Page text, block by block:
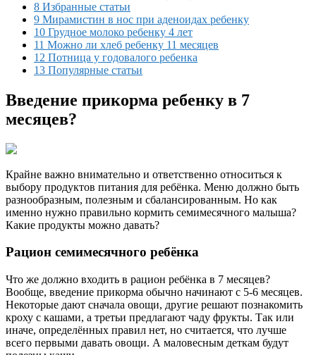
8 Избранные статьи
9 Мирамистин в нос при аденоидах ребенку
10 Грудное молоко ребенку 4 лет
11 Можно ли хлеб ребенку 11 месяцев
12 Потница у годовалого ребенка
13 Популярные статьи
Введение прикорма ребенку в 7
месяцев?
Крайне важно внимательно и ответственно относиться к
выбору продуктов питания для ребёнка. Меню должно быть
разнообразным, полезным и сбалансированным. Но как
именно нужно правильно кормить семимесячного малыша?
Какие продукты можно давать?
Рацион семимесячного ребёнка
Что же должно входить в рацион ребёнка в 7 месяцев?
Вообще, введение прикорма обычно начинают с 5-6 месяцев.
Некоторые дают сначала овощи, другие решают познакомить
кроху с кашами, а третьи предлагают чаду фрукты. Так или
иначе, определённых правил нет, но считается, что лучше
всего первыми давать овощи. А маловесным деткам будут